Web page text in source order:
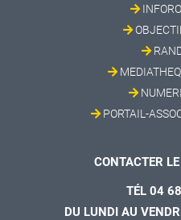
PORTAIL-
CONTACTER
TÉL 04
DU LUNDI AU